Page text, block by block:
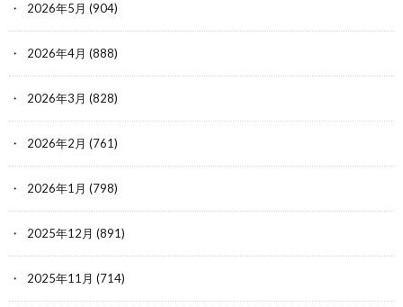
2026年5月 (904)
2026年4月 (888)
2026年3月 (828)
2026年2月 (761)
2026年1月 (798)
2025年12月 (891)
2025年11月 (714)